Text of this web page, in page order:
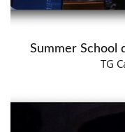
Summer School
TG